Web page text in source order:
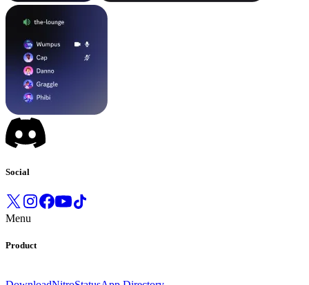
Social
Menu
Product